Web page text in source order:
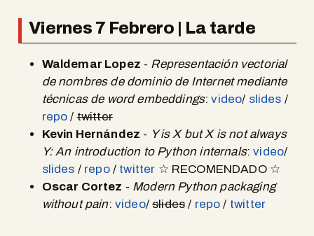
Viernes 7 Febrero | La tarde
Waldemar Lopez - Representación vectorial
de nombres de dominio de Internet mediante
técnicas de word embeddings:video/ slides /
repo /twitter
Kevin Hernández - Y is X but X is not always
Y: An introduction to Python internals:video/
slides / repo/ twitter ☆ RECOMENDADO ☆
Oscar Cortez - Modern Python packaging
without pain: video/slides/ repo / twitter